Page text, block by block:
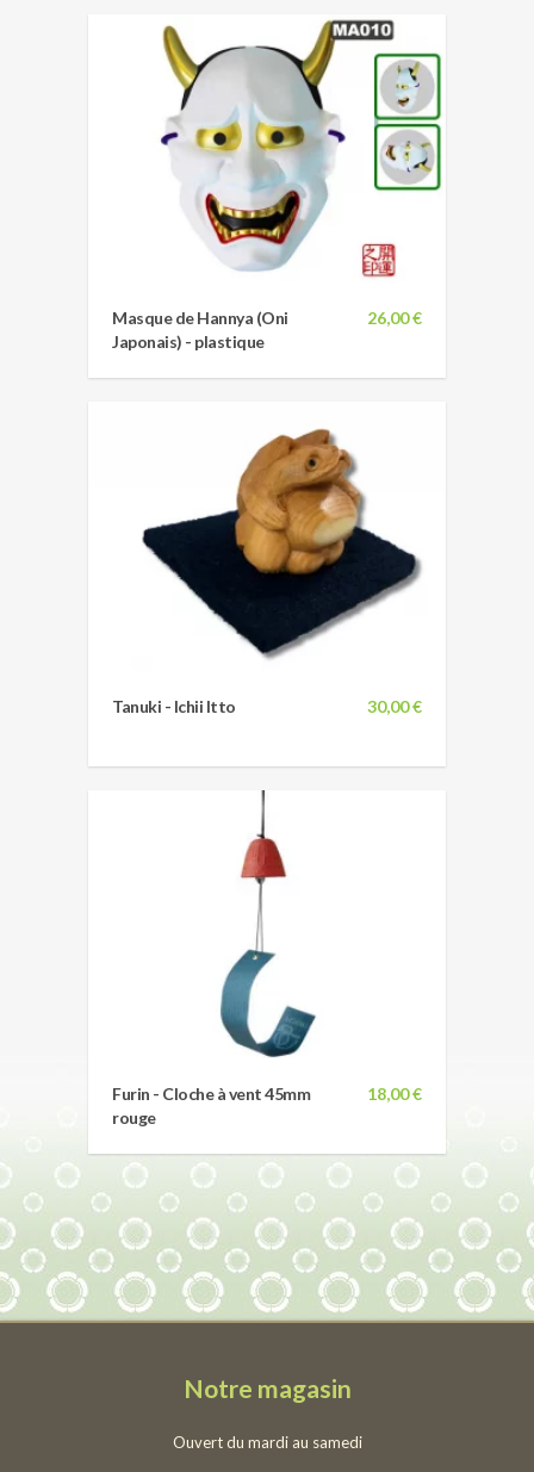
26,00 €
Masque de Hannya (Oni
Japonais) - plastique
30,00 €
Tanuki - Ichii Itto
18,00 €
Furin - Cloche à vent 45mm
rouge
Notre magasin
Ouvert du mardi au samedi